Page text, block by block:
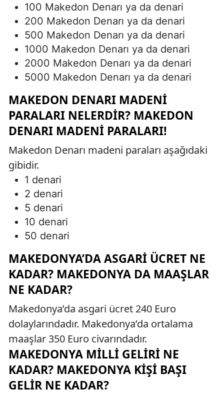
100 Makedon Denarı ya da denari
200 Makedon Denarı ya da denari
500 Makedon Denarı ya da denari
1000 Makedon Denarı ya da denari
2000 Makedon Denarı ya da denari
5000 Makedon Denarı ya da denari
MAKEDON DENARI MADENI
PARALARI NELERDIR? MAKEDON
DENARI MADENI PARALARI!
Makedon Denarı madeni paraları aşağıdaki
gibidir.
1 denari
2 denari
5 denari
10 denari
50 denari
MAKEDONYA’DA ASGARI ÜCRET NE
KADAR? MAKEDONYA DA MAAŞLAR
NE KADAR?
Makedonya’da asgari ücret 240 Euro
dolaylarındadır. Makedonya’da ortalama
maaşlar 350 Euro civarındadır.
MAKEDONYA MILLI GELIRI NE
KADAR? MAKEDONYA KIŞI BAŞI
GELIR NE KADAR?